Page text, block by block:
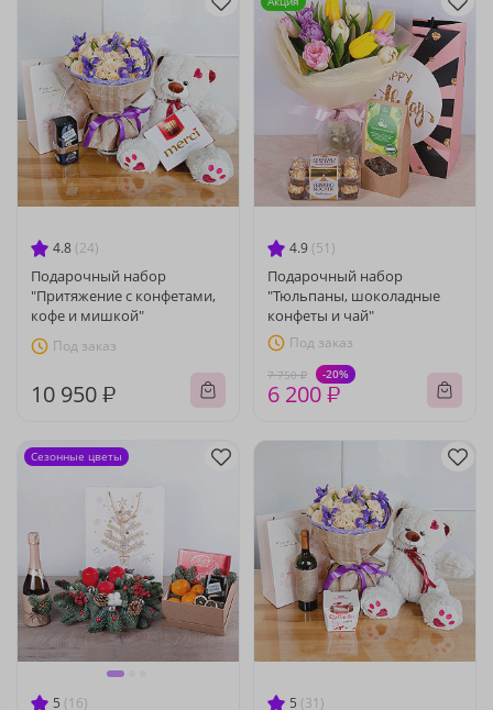
4.8 (24)
Подарочный набор
"Притяжение с конфетами,
кофе и мишкой"
Под заказ
10 950 ₽
4.9 (51)
Подарочный набор
"Тюльпаны, шоколадные
конфеты и чай"
Под заказ
7 750 ₽ -20%
6 200 ₽
5 (16)
Сезонные цветы
5 (31)